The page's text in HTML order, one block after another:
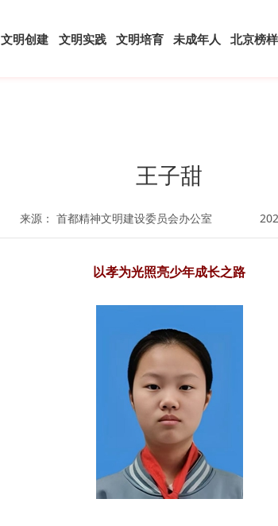
文明创建 文明实践 文明培育 未成年人 北京榜样
王子甜
来源： 首都精神文明建设委员会办公室
以孝为光照亮少年成长之路